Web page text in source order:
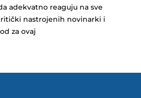
adekvatno reaguju na sve
nastrojenih novinarki i
za ovaj